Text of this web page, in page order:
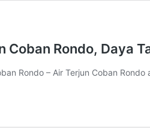
Coban Rondo, Daya
Rondo – Air Terjun Coban